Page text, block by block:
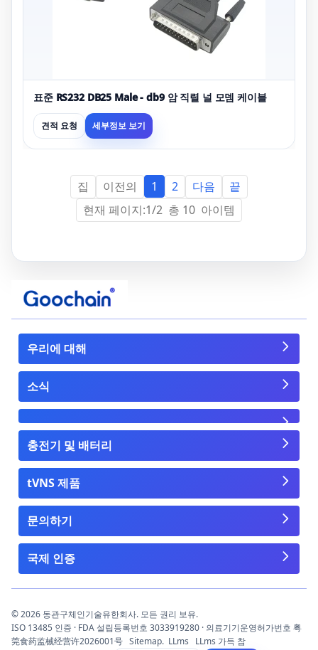
표준 RS232 DB25 Male - db9 암 직렬 널 모뎀 케이블
견적 요청 세부정보 보기
집 이전의 1 2 다음
끝
현재 페이지:1/2 총 10 아이템
우리에 대해
소식
충전기 및 배터리
tVNS 제품
문의하기
국제 인증
© 2026 동관구체인기술유한회사. 모든 권리 보유.
ISO 13485 인증 · FDA 설립등록번호 3033919280 · 의료기기운영허가번호 粤
莞食药监械经营许2026001号 Sitemap. LLms LLms 가득 참